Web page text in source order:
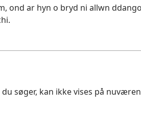
ond ar hyn o bryd ni allwn
du søger, kan ikke vises på